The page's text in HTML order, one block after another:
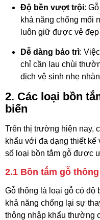
Độ bền vượt trội:
khả năng chống mối
luôn giữ được vẻ
Dễ dàng bảo trì:
chỉ cần lau chùi
dịch vệ sinh nhẹ
2. Các loại bồn
biến
Trên thị trường hiện nay,
khẩu với đa dạng thiết
số loại bồn tắm gỗ được
2.1 Bồn tắm gỗ
Gỗ thông là loại gỗ có độ
khả năng chống lại sự
thông nhập khẩu thường